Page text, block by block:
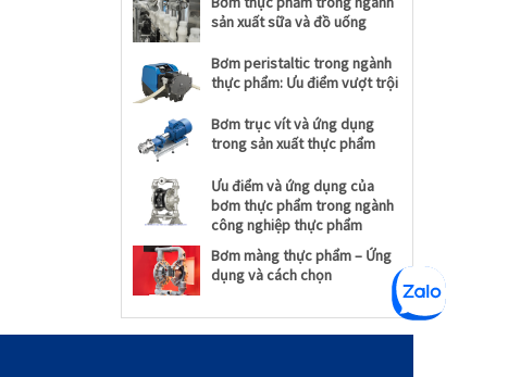
sản xuất sữa và đồ uống
Bơm peristaltic trong ngành
thực phẩm: Ưu điểm vượt trội
Bơm trục vít và ứng dụng
trong sản xuất thực phẩm
Ưu điểm và ứng dụng của
bơm thực phẩm trong ngành
công nghiệp thực phẩm
Bơm màng thực phẩm – Ứng
dụng và cách chọn